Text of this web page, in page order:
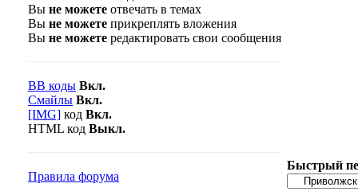
Вы не можете отвечать в темах
Вы не можете прикреплять вложения
Вы не можете редактировать свои сообщения
BB коды Вкл.
Смайлы Вкл.
[IMG] код Вкл.
HTML код Выкл.
Правила форума
Быстрый